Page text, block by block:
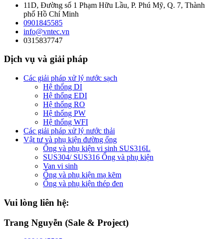
11D, Đường số 1 Phạm Hữu Lầu, P. Phú Mỹ, Q. 7, Thành
phố Hồ Chí Minh
0901845585
info@vntec.vn
0315837747
Dịch vụ và giải pháp
Các giải pháp xử lý nước sạch
Hệ thống DI
Hệ thống EDI
Hệ thống RO
Hệ thống PW
Hệ thống WFI
Các giải pháp xử lý nước thải
Vật tư và phụ kiện đường ống
Ống và phụ kiện vi sinh SUS316L
SUS304/ SUS316 Ống và phụ kiện
Van vi sinh
Ống và phụ kiện mạ kẽm
Ống và phụ kiện thép đen
Vui lòng liên hệ:
Trang Nguyễn (Sale & Project)